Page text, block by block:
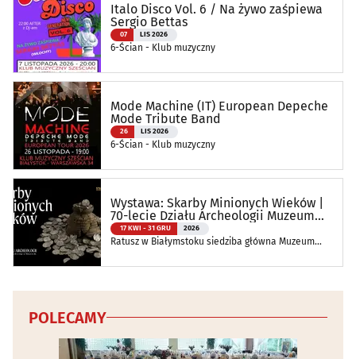
Italo Disco Vol. 6 / Na żywo zaśpiewa
Sergio Bettas
07 LIS 2026
6-Ścian - Klub muzyczny
Mode Machine (IT) European Depeche
Mode Tribute Band
26 LIS 2026
6-Ścian - Klub muzyczny
Wystawa: Skarby Minionych Wieków |
70-lecie Działu Archeologii Muzeum
Podlaskiego
17 KWI - 31 GRU 2026
Ratusz w Białymstoku siedziba główna Muzeum
POLECAMY